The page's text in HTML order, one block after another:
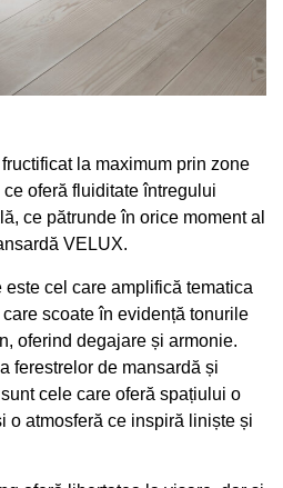
la maximum prin zone
oferă fluiditate întregului
ce pătrunde în orice moment al
VELUX.
cel care amplifică tematica
scoate în evidență tonurile
oferind degajare și armonie.
ferestrelor de mansardă și
cele care oferă spațiului o
o atmosferă ce inspiră liniște și